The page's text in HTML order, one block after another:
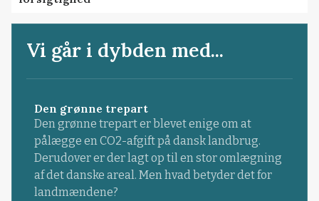
Vi går i dybden med...
Den grønne trepart
Den grønne trepart er blevet enige om at
pålægge en CO2-afgift på dansk landbrug.
Derudover er der lagt op til en stor omlægning
af det danske areal. Men hvad betyder det for
landmændene?